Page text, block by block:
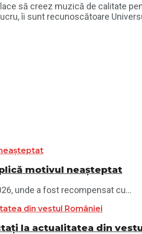
să creez muzică de calitate
îi sunt recunoscătoare
motivul neașteptat
unde a fost recompensat cu...
la actualitatea din